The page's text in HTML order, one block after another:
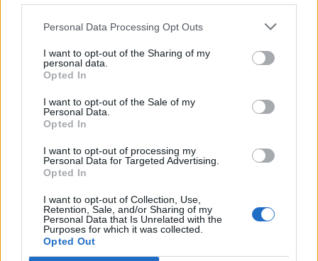
Personal Data Processing Opt Outs
I want to opt-out of the Sharing of my
personal data.
Opted In
I want to opt-out of the Sale of my
Personal Data.
Opted In
I want to opt-out of processing my
Personal Data for Targeted Advertising.
Opted In
I want to opt-out of Collection, Use,
Retention, Sale, and/or Sharing of my
Personal Data that Is Unrelated with the
Purposes for which it was collected.
Opted Out
Mariangela Balsamà 17/06/2026
WFA e LIONS: per il 58% AI porta omologazione
condiviso